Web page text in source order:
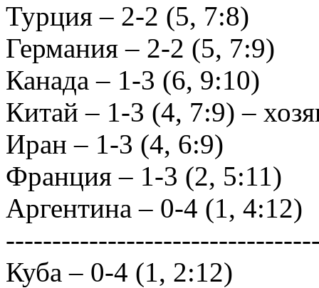
Турция – 2-2 (5, 7:8)
Германия – 2-2 (5, 7:9)
Канада – 1-3 (6, 9:10)
Китай – 1-3 (4, 7:9) –
Иран – 1-3 (4, 6:9)
Франция – 1-3 (2, 5:11)
Аргентина – 0-4 (1, 4:12)
Куба – 0-4 (1, 2:12)